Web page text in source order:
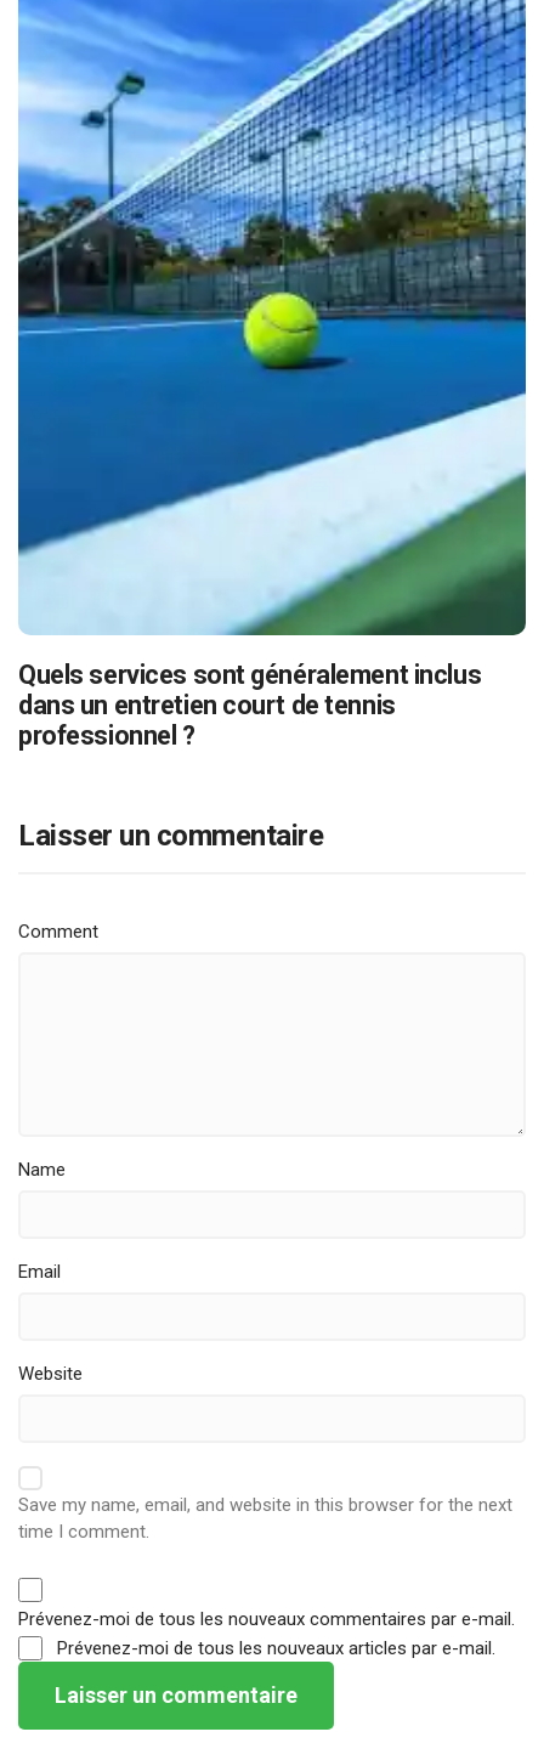
Quels services sont généralement inclus
dans un entretien court de tennis
professionnel ?
Laisser un commentaire
Comment
Name
Email
Website
Save my name, email, and website in this browser for the next
time I comment.
Prévenez-moi de tous les nouveaux commentaires par e-mail.
Prévenez-moi de tous les nouveaux articles par e-mail.